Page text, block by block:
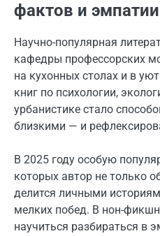
фактов и эмпатии
Научно-популярная
кафедры профессорских
на кухонных столах и в
книг по психологии,
урбанистике стало
близкими — и
В 2025 году особую
которых автор не только
делится личными
мелких побед. В нон-
научиться разбираться в